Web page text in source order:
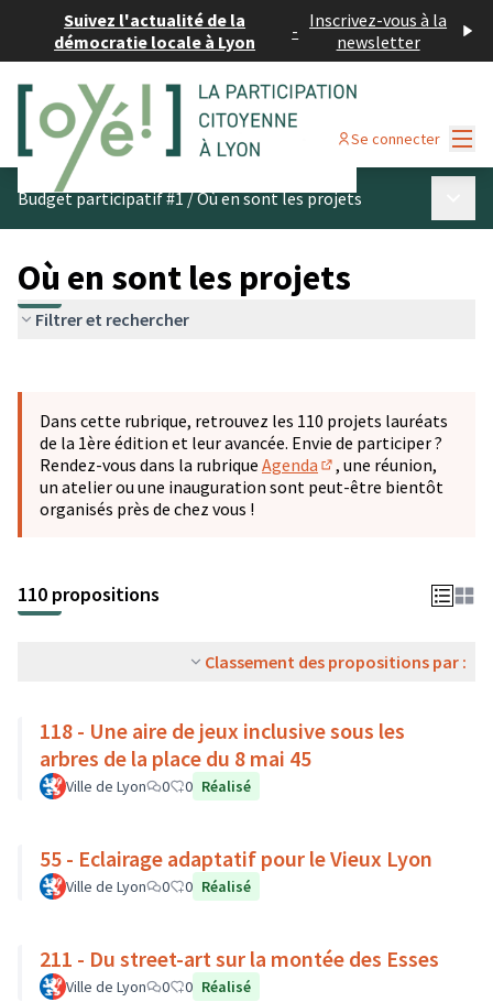
Suivez l'actualité de la
démocratie locale à Lyon
- Inscrivez-vous à la
newsletter
Se connecter
Budget participatif #1/Où en sont les projets
Où en sont les projets
Filtrer et rechercher
−
Dans cette rubrique, retrouvez les 110 projets lauréats
de la 1ère édition et leur avancée. Envie de participer ?
Rendez-vous dans la rubrique Agenda
(S'ouvre dans un
, une réunion,
un atelier ou une inauguration sont peut-être bientôt
organisés près de chez vous !
110 propositions
Classement des propositions par :
118 - Une aire de jeux inclusive sous les
arbres de la place du 8 mai 45
Ville de Lyon 0 0 Réalisé
55 - Eclairage adaptatif pour le Vieux Lyon
Ville de Lyon 0 0 Réalisé
211 - Du street-art sur la montée des Esses
Ville de Lyon 0 0 Réalisé